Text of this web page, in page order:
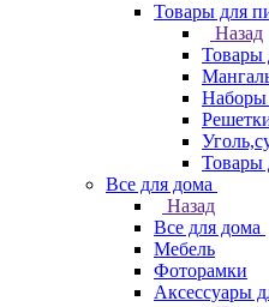
Товары для
Назад
Товары
Наборы
Товары
Все для дома
Назад
Все для дома
Мебель
Фоторамки
Аксессуары